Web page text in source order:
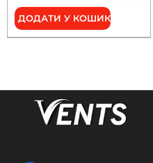
ДОДАТИ У КОШИК